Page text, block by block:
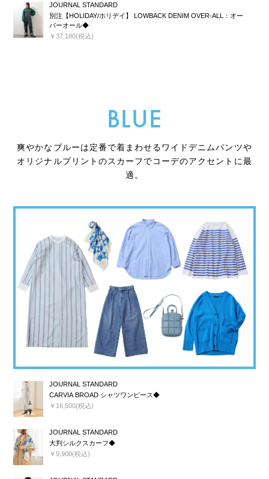
JOURNAL STANDARD
別注【HOLIDAY/ホリデイ】 LOWBACK DENIM OVER-ALL：オー
バーオール◆
￥37,180(税込)
BLUE
爽やかなブルーは定番で着まわせるワイドデニムパンツや
オリジナルプリントのスカーフでコーデのアクセントに最
適。
JOURNAL STANDARD
CARVIA BROAD シャツワンピース◆
￥16,500(税込)
JOURNAL STANDARD
大判シルクスカーフ◆
￥9,900(税込)